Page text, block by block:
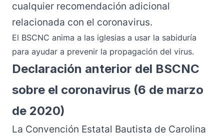
cualquier recomendación adicional
relacionada con el coronavirus.
El BSCNC anima a las iglesias a usar la sabiduría
para ayudar a prevenir la propagación del virus.
Declaración anterior del BSCNC
sobre el coronavirus (6 de marzo
de 2020)
La Convención Estatal Bautista de Carolina